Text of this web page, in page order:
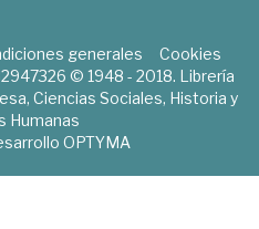
generales
Cookies
© 1948 - 2018. Librería
Ciencias Sociales, Historia y
Humanas
OPTYMA